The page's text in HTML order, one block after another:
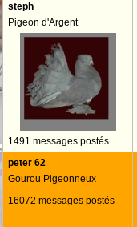
steph
Pigeon d'Argent
1491 messages postés
peter 62
Gourou Pigeonneux
16072 messages postés